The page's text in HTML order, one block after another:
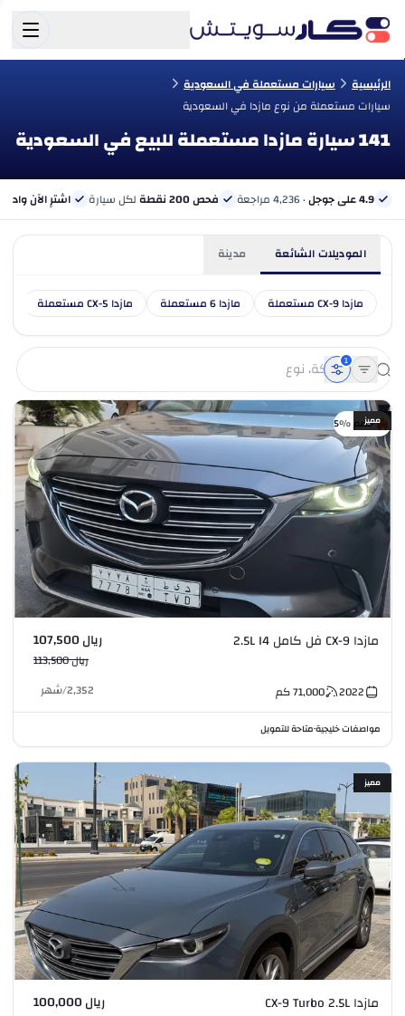
الرئيسية
سيارات مستعملة في السعودية
سيارات مستعملة من نوع مازدا في السعودية
141 سيارة مازدا مستعملة للبيع في السعودية
4.9 على جوجل · 4,236 مراجعة فحص 200 نقطة لكل سيارة اشترِ الآن
الموديلات الشائعة مدينة
مازدا CX-9 مستعملة مازدا 6 مستعملة مازدا CX-5 مستعملة
1
خصم %5مميز
مازدا CX-9 فل كامل 2.5L I4 ريال 107,500
ريال 113,500
2022
71,000كم 2,352
/شهر
مواصفات خليجية•متاحة للتمويل
مميز
مازدا CX-9 Turbo 2.5L ريال 100,000